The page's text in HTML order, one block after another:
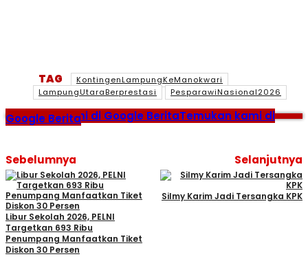
TAG
KontingenLampungKeManokwari
LampungUtaraBerprestasi
PesparawiNasional2026
Temukan kami di Google BeritaTemukan kami di
Google Berita
Sebelumnya
Libur Sekolah 2026, PELNI
Targetkan 693 Ribu
Penumpang Manfaatkan Tiket
Diskon 30 Persen
Selanjutnya
Silmy Karim Jadi Tersangka KPK